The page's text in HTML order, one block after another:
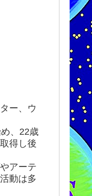
ー、ウ
、22歳
得し後
アーテ
動は多